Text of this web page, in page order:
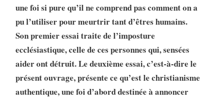
une foi si pure qu’il ne comprend pas comment on a
pu l’utiliser pour meurtrir tant d’êtres humains.
Son premier essai traite de l’imposture
ecclésiastique, celle de ces personnes qui, sensées
aider ont détruit. Le deuxième essai, c’est-à-dire le
présent ouvrage, présente ce qu’est le christianisme
authentique, une foi d’abord destinée à annoncer